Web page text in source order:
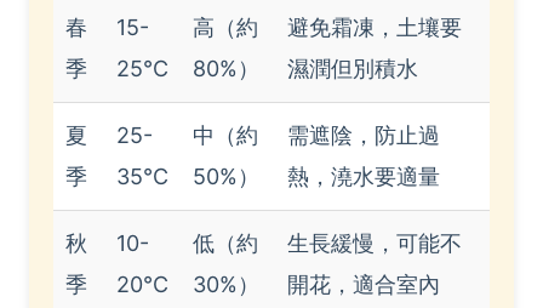
春
季
15-
25°C
高（約
80%）
避免霜凍，土壤要
濕潤但別積水
夏
季
25-
35°C
中（約
50%）
需遮陰，防止過
熱，澆水要適量
秋
季
10-
20°C
低（約
30%）
生長緩慢，可能不
開花，適合室內